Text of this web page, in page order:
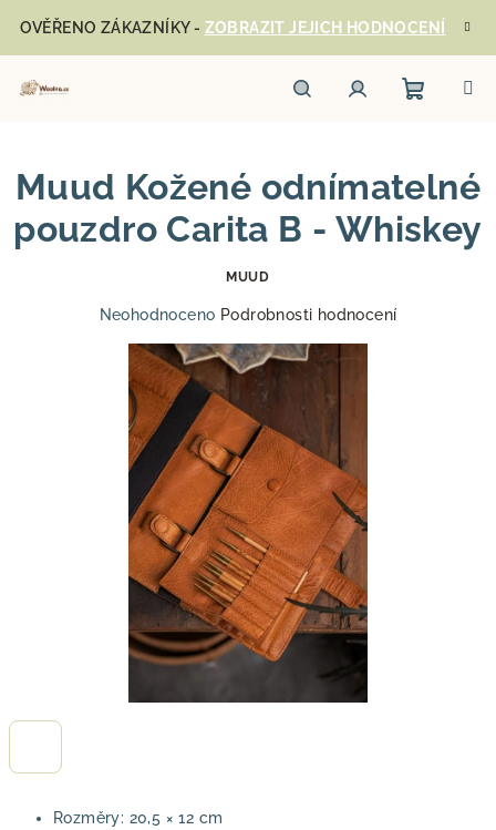
obsah
OVĚŘENO ZÁKAZNÍKY - ZOBRAZIT JEJICH HODNOCENÍ
košík
Rozměry: 20,5 × 12 cm
Muud Kožené odnímatelné
pouzdro Carita B - Whiskey
MUUD
Průměrné
produktu
hvězdiček.
Neohodnoceno Podrobnosti hodnocení